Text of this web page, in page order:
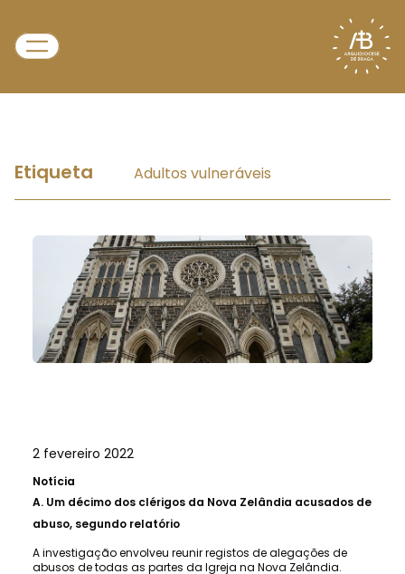
Etiqueta Adultos vulneráveis
2 fevereiro 2022
Notícia
A. Um décimo dos clérigos da Nova Zelândia acusados ​​de
abuso, segundo relatório
A investigação envolveu reunir registos de alegações de
abusos de todas as partes da Igreja na Nova Zelândia.